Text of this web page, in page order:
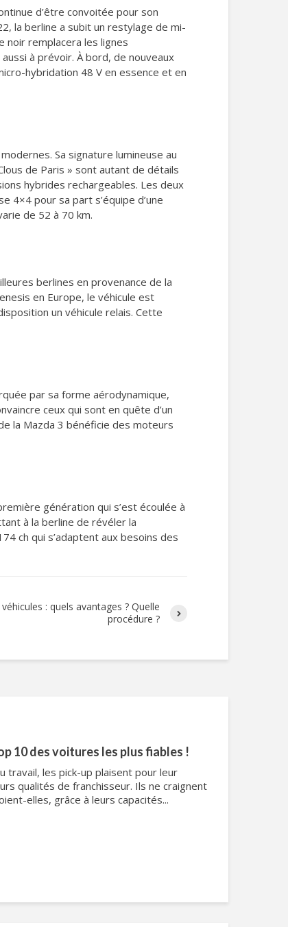
d’être convoitée pour son
la berline a subit un restylage de mi-
noir remplacera les lignes
à prévoir. À bord, de nouveaux
hybridation 48 V en essence et en
Sa signature lumineuse au
de Paris » sont autant de détails
hybrides rechargeables. Les deux
4×4 pour sa part s’équipe d’une
de 52 à 70 km.
berlines en provenance de la
en Europe, le véhicule est
un véhicule relais. Cette
par sa forme aérodynamique,
ceux qui sont en quête d’un
la Mazda 3 bénéficie des moteurs
génération qui s’est écoulée à
à la berline de révéler la
ch qui s’adaptent aux besoins des
: quels avantages ? Quelle
procédure ?
10 des voitures les plus fiables !
travail, les pick-up plaisent pour leur
qualités de franchisseur. Ils ne craignent
elles, grâce à leurs capacités...